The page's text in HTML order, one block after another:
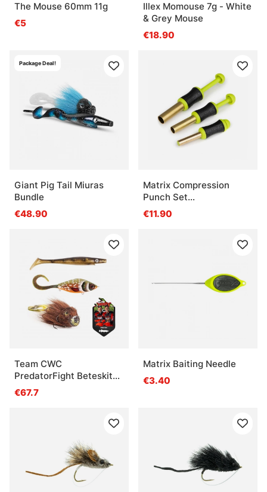
The Mouse 60mm 11g
€5
Illex Momouse 7g - White
& Grey Mouse
€18.90
Package Deal!
Giant Pig Tail Miuras
Bundle
€48.90
Matrix Compression
Punch Set
6mm/8mm/10mm
€11.90
Team CWC
PredatorFight Beteskit
Gädda
€67.7
Matrix Baiting Needle
€3.40